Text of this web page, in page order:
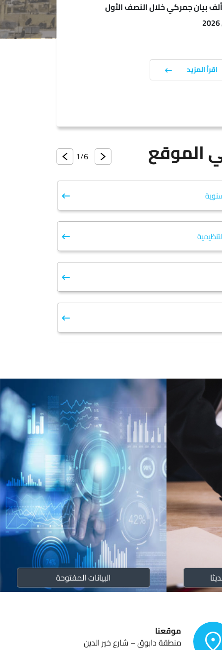
ألف بيان جمركي خلال النصف الأول
اقرأ المزيد
الموقع 1/6 المؤسسة
المؤسسة
المؤسسة
البيانات المفتوحة
موقعنا
منطقة دابوق – شارع خير الدين